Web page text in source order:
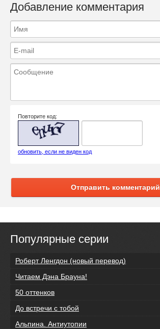
Добавление комментария
Повторите код:
обновить, если не виден код
Отправить комментарий
Популярные серии
Роберт Ленгдон (новый перевод)
Читаем Дэна Брауна!
50 оттенков
До встречи с тобой
Альпина. Антиутопии